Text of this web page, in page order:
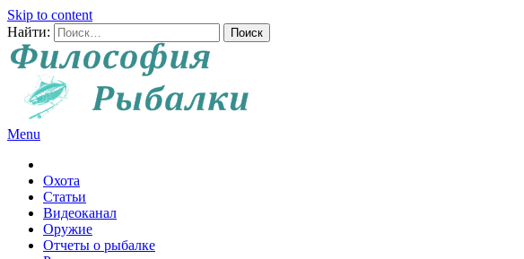
Skip to content
Найти:
Menu
Охота
Статьи
Видеоканал
Оружие
Отчеты о рыбалке